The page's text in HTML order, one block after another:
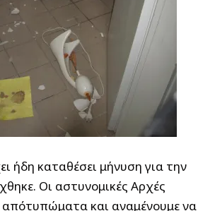
ήδη καταθέσει μήνυση για την
Οι αστυνομικές Αρχές
απότυπώματα και αναμένουμε να